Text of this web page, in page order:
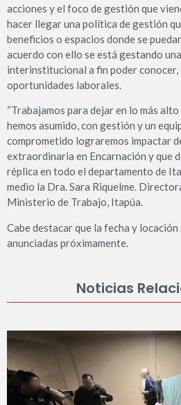
acciones y el foco de gestión que
hacer llegar una política de gestión
beneficios o espacios donde se
acuerdo con ello se está gestando
interinstitucional a fin poder conocer,
oportunidades laborales.
“Trabajamos para dejar en lo más
hemos asumido, con gestión y un
comprometido lograremos impactar
extraordinaria en Encarnación y que
réplica en todo el departamento de
medio la Dra. Sara Riquelme.
Ministerio de Trabajo, Itapúa.
Cabe destacar que la fecha y locación
anunciadas próximamente.
Noticias